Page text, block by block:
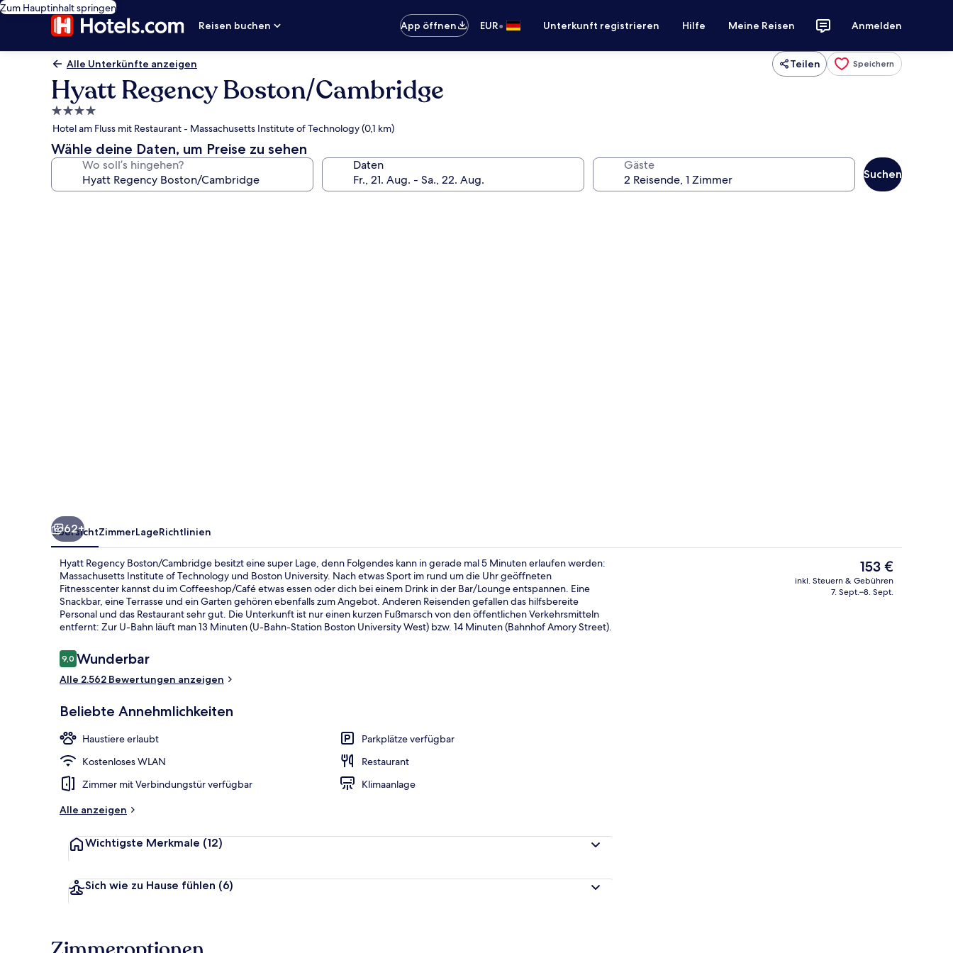
Zum Hauptinhalt springen
Reisen buchen
App öffnen EUR• Unterkunft registrieren Hilfe Meine Reisen Anmelden
Alle Unterkünfte anzeigen Teilen Speichern
Hyatt Regency Boston/Cambridge
4.0-
Sterne-
Unterkunft
Hotel am Fluss mit Restaurant - Massachusetts Institute of Technology (0,1 km)
Wähle deine Daten, um Preise zu sehen
Wo soll’s hingehen? Daten Gäste
Suchen
62+
ÜbersichtZimmerLageRichtlinien
Hyatt Regency Boston/Cambridge besitzt eine super Lage, denn Folgendes kann in gerade mal 5 Minuten erlaufen werden:
Massachusetts Institute of Technology und Boston University. Nach etwas Sport im rund um die Uhr geöffneten
Fitnesscenter kannst du im Coffeeshop/Café etwas essen oder dich bei einem Drink in der Bar/Lounge entspannen. Eine
Snackbar, eine Terrasse und ein Garten gehören ebenfalls zum Angebot. Anderen Reisenden gefallen das hilfsbereite
Personal und das Restaurant sehr gut. Die Unterkunft ist nur einen kurzen Fußmarsch von den öffentlichen Verkehrsmitteln
entfernt: Zur U-Bahn läuft man 13 Minuten (U-Bahn-Station Boston University West) bzw. 14 Minuten (Bahnhof Amory Street).
Bewertungen
9,09,0 von 10.
Wunderbar
Alle 2.562 Bewertungen anzeigen
Beliebte Annehmlichkeiten
Haustiere erlaubt
Parkplätze verfügbar
Kostenloses WLAN
Restaurant
Zimmer mit Verbindungstür verfügbar
Klimaanlage
Alle anzeigen
Wichtigste Merkmale (12)
Sich wie zu Hause fühlen (6)
Der
aktuelle
Preis
153 €
inkl. Steuern & Gebühren
7. Sept.–8. Sept.